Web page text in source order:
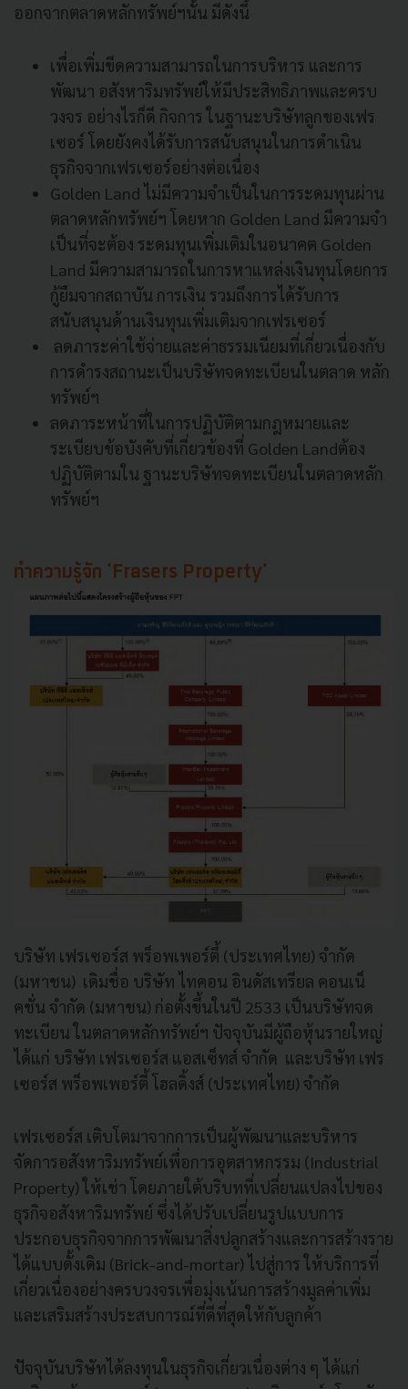
ออกจากตลาดหลักทรัพย์ฯนั้น มีดังนี้
เพื่อเพิ่มขีดความสามารถในการบริหาร และการ
พัฒนา อสังหาริมทรัพย์ให้มีประสิทธิภาพและครบ
วงจร อย่างไรก็ดี กิจการ ในฐานะบริษัทลูกของเฟร
เซอร์ โดยยังคงได้รับการสนับสนุนในการดําเนิน
ธุรกิจจากเฟรเซอร์อย่างต่อเนื่อง
Golden Land ไม่มีความจําเป็นในการระดมทุนผ่าน
ตลาดหลักทรัพย์ฯ โดยหาก Golden Land มีความจํา
เป็นที่จะต้อง ระดมทุนเพิ่มเติมในอนาคต Golden
Land มีความสามารถในการหาแหล่งเงินทุนโดยการ
กู้ยืมจากสถาบัน การเงิน รวมถึงการได้รับการ
สนับสนุนด้านเงินทุนเพิ่มเติมจากเฟรเซอร์
ลดภาระค่าใช้จ่ายและค่าธรรมเนียมที่เกี่ยวเนื่องกับ
การดํารงสถานะเป็นบริษัทจดทะเบียนในตลาด หลัก
ทรัพย์ฯ
ลดภาระหน้าที่ในการปฏิบัติตามกฎหมายและ
ระเบียบข้อบังคับที่เกี่ยวข้องที่ Golden Landต้อง
ปฏิบัติตามใน ฐานะบริษัทจดทะเบียนในตลาดหลัก
ทรัพย์ฯ
ทำความรู้จัก 'Frasers Property'
บริษัท เฟรเซอร์ส พร็อพเพอร์ตี้ (ประเทศไทย) จํากัด
(มหาชน) เดิมชื่อ บริษัท ไทคอน อินดัสเทรียล คอนเน็
คชั่น จํากัด (มหาชน) ก่อตั้งขึ้นในปี 2533 เป็นบริษัทจด
ทะเบียน ในตลาดหลักทรัพย์ฯ ปัจจุบันมีผู้ถือหุ้นรายใหญ่
ได้แก่ บริษัท เฟรเซอร์ส แอสเซ็ทส์ จํากัด และบริษัท เฟร
เซอร์ส พร็อพเพอร์ตี้ โฮลดิ้งส์ (ประเทศไทย) จํากัด
เฟรเซอร์ส เติบโตมาจากการเป็นผู้พัฒนาและบริหาร
จัดการอสังหาริมทรัพย์เพื่อการอุตสาหกรรม (Industrial
Property) ให้เช่า โดยภายใต้บริบทที่เปลี่ยนแปลงไปของ
ธุรกิจอสังหาริมทรัพย์ ซึ่งได้ปรับเปลี่ยนรูปแบบการ
ประกอบธุรกิจจากการพัฒนาสิ่งปลูกสร้างและการสร้างราย
ได้แบบดั้งเดิม (Brick-and-mortar) ไปสู่การ ให้บริการที่
เกี่ยวเนื่องอย่างครบวงจรเพื่อมุ่งเน้นการสร้างมูลค่าเพิ่ม
และเสริมสร้างประสบการณ์ที่ดีที่สุดให้กับลูกค้า
ปัจจุบันบริษัทได้ลงทุนในธุรกิจเกี่ยวเนื่องต่าง ๆ ได้แก่